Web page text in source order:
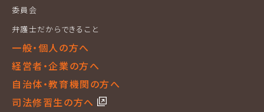
委員会
弁護士だからできること
一般・個人の方へ
経営者・企業の方へ
自治体・教育機関の方へ
司法修習生の方へ